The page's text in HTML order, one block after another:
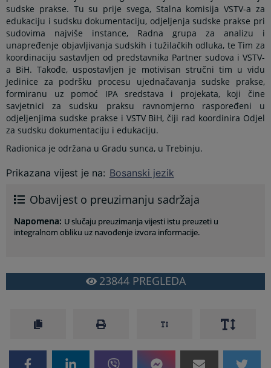
sudske prakse. Tu su prije svega, Stalna komisija VSTV-a za
edukaciju i sudsku dokumentaciju, odjeljenja sudske prakse pri
sudovima najviše instance, Radna grupa za analizu i
unapređenje objavljivanja sudskih i tužilačkih odluka, te Tim za
koordinaciju sastavljen od predstavnika Partner sudova i VSTV-
a BiH. Takođe, uspostavljen je motivisan stručni tim u vidu
Jedinice za podršku procesu ujednačavanja sudske prakse,
formiranu uz pomoć IPA sredstava i projekata, koji čine
savjetnici za sudsku praksu ravnomjerno raspoređeni u
odjeljenjima sudske prakse i VSTV BiH, čiji rad koordinira Odjel
za sudsku dokumentaciju i edukaciju.
Radionica je održana u Gradu sunca, u Trebinju.
Prikazana vijest je na: Bosanski jezik
Obavijest o preuzimanju sadržaja
Napomena: U slučaju preuzimanja vijesti istu preuzeti u
integralnom obliku uz navođenje izvora informacije.
23844PREGLEDA